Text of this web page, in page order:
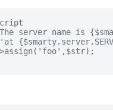
server name is
>assign('foo',$str);